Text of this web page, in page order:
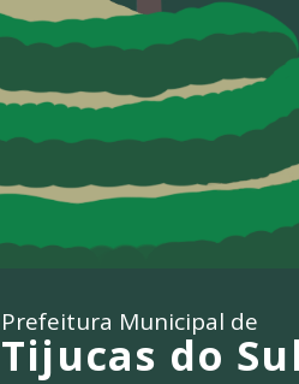
Prefeitura Municipal de
Tijucas do